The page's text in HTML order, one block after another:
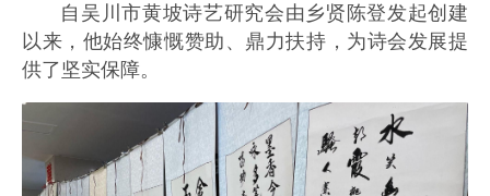
自吴川市黄坡诗艺研究会由乡贤陈登发起创建
以来，他始终慷慨赞助、鼎力扶持，为诗会发展提
供了坚实保障。